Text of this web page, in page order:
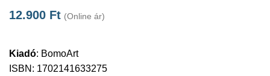
12.900 Ft (Online ár)
Kiadó: BomoArt
ISBN: 1702141633275